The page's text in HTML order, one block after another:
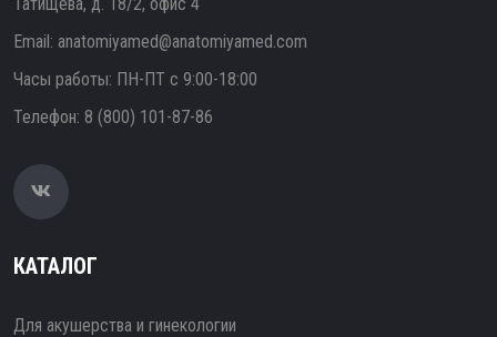
Email: anatomiyamed@anatomiyamed.com
Часы работы: ПН-ПТ с 9:00-18:00
Телефон: 8 (800) 101-87-86
КАТАЛОГ
Для акушерства и гинекологии